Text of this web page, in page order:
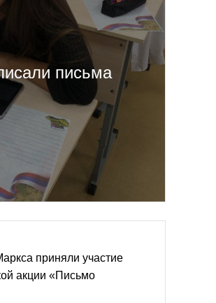
письма
приняли участие
акции «Письмо